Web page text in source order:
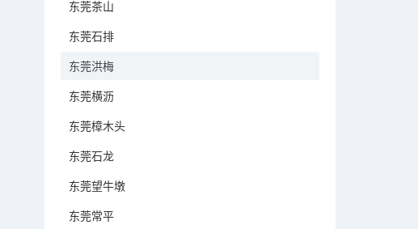
东莞茶山
东莞石排
东莞洪梅
东莞横沥
东莞樟木头
东莞石龙
东莞望牛墩
东莞常平